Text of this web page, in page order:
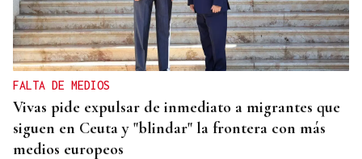
FALTA DE MEDIOS
Vivas pide expulsar de inmediato a migrantes que
siguen en Ceuta y "blindar" la frontera con más
medios europeos